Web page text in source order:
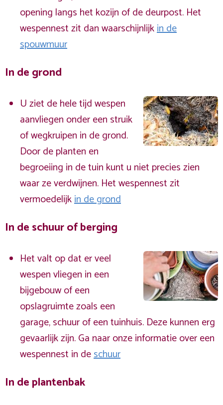
opening langs het kozijn of de deurpost. Het
wespennest zit dan waarschijnlijkin de
spouwmuur
In de grond
U ziet de hele tijd wespen
aanvliegen onder een struik
of wegkruipen in de grond.
Door de planten en
begroeiing in de tuin kunt u niet precies zien
waar ze verdwijnen. Het wespennest zit
vermoedelijkin de grond
In de schuur of berging
Het valt op dat er veel
wespen vliegen in een
bijgebouw of een
opslagruimte zoals een
garage, schuur of een tuinhuis. Deze kunnen erg
gevaarlijk zijn. Ga naar onze informatie over een
wespennest in deschuur
In de plantenbak